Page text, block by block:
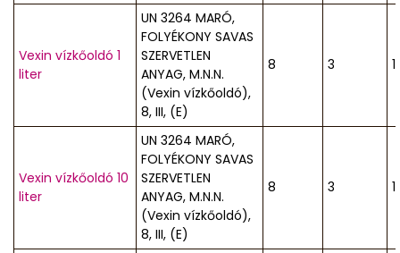
Vexin vízkőoldó 1
liter
UN 3264 MARÓ,
FOLYÉKONY SAVAS
SZERVETLEN
ANYAG, M.N.N.
(Vexin vízkőoldó),
8, III, (E)
8 3
Vexin vízkőoldó 10
liter
UN 3264 MARÓ,
FOLYÉKONY SAVAS
SZERVETLEN
ANYAG, M.N.N.
(Vexin vízkőoldó),
8, III, (E)
8 3